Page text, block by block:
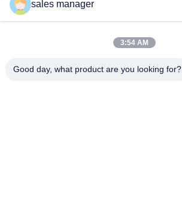
Το Δελτίο Ενημέρωσης
sales manager
3:54 AM
Good day, what product are you looking for?